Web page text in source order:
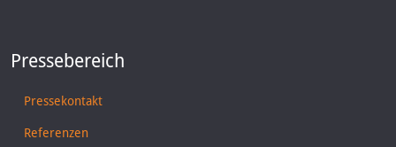
Pressebereich
Pressekontakt
Referenzen